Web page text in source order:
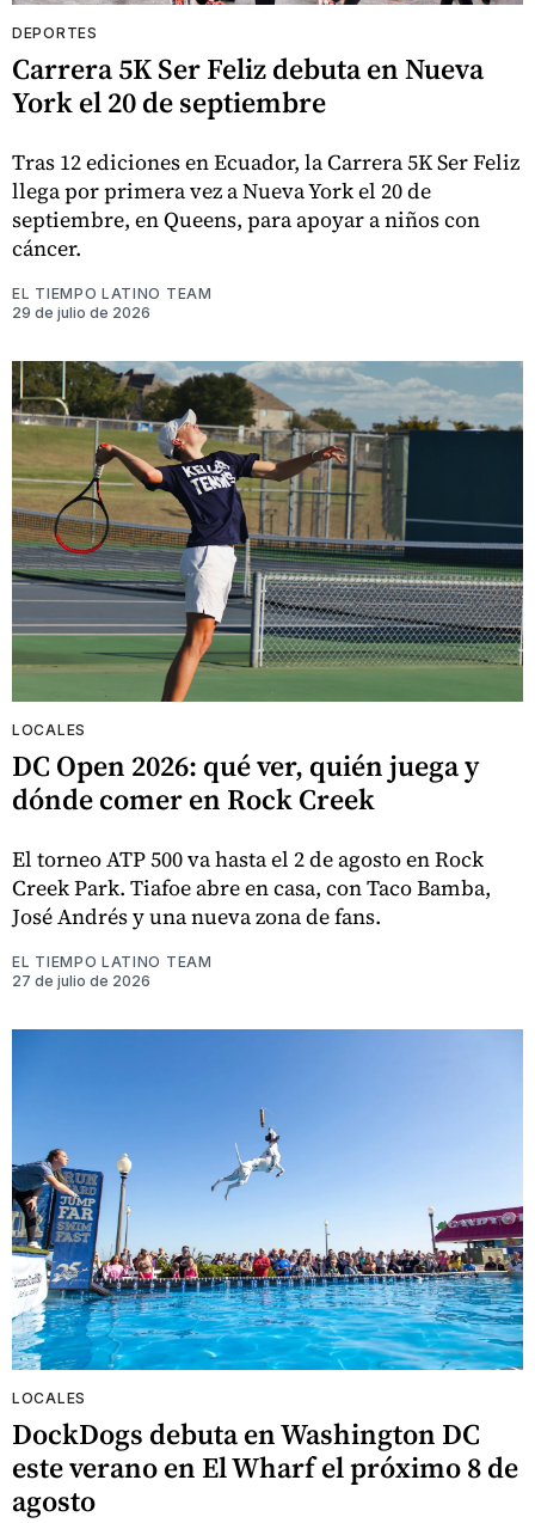
DEPORTES
Carrera 5K Ser Feliz debuta en Nueva
York el 20 de septiembre
Tras 12 ediciones en Ecuador, la Carrera 5K Ser Feliz
llega por primera vez a Nueva York el 20 de
septiembre, en Queens, para apoyar a niños con
cáncer.
EL TIEMPO LATINO TEAM
29 de julio de 2026
LOCALES
DC Open 2026: qué ver, quién juega y
dónde comer en Rock Creek
El torneo ATP 500 va hasta el 2 de agosto en Rock
Creek Park. Tiafoe abre en casa, con Taco Bamba,
José Andrés y una nueva zona de fans.
EL TIEMPO LATINO TEAM
27 de julio de 2026
LOCALES
DockDogs debuta en Washington DC
este verano en El Wharf el próximo 8 de
agosto